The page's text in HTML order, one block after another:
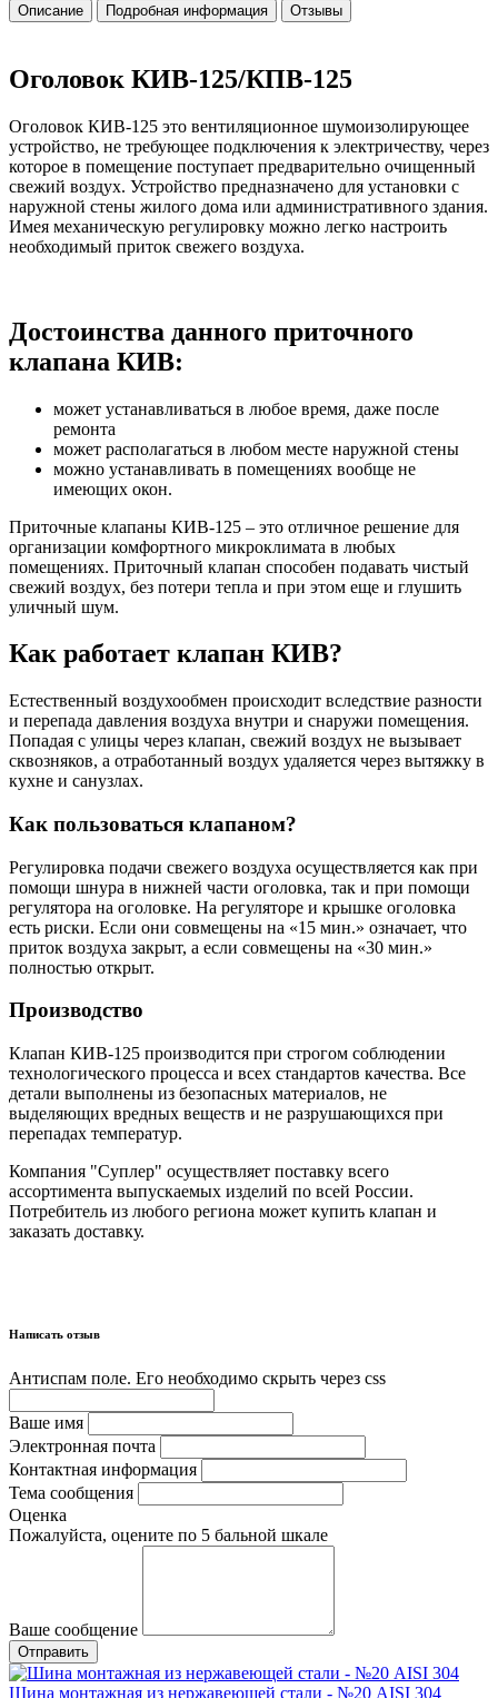
Описание Подробная информация Отзывы
Оголовок КИВ-125/КПВ-125
Оголовок КИВ-125 это вентиляционное шумоизолирующее
устройство, не требующее подключения к электричеству, через
которое в помещение поступает предварительно очищенный
свежий воздух. Устройство предназначено для установки с
наружной стены жилого дома или административного здания.
Имея механическую регулировку можно легко настроить
необходимый приток свежего воздуха.
Достоинства данного приточного
клапана КИВ:
может устанавливаться в любое время, даже после
ремонта
может располагаться в любом месте наружной стены
можно устанавливать в помещениях вообще не
имеющих окон.
Приточные клапаны КИВ-125 – это отличное решение для
организации комфортного микроклимата в любых
помещениях. Приточный клапан способен подавать чистый
свежий воздух, без потери тепла и при этом еще и глушить
уличный шум.
Как работает клапан КИВ?
Естественный воздухообмен происходит вследствие разности
и перепада давления воздуха внутри и снаружи помещения.
Попадая с улицы через клапан, свежий воздух не вызывает
сквозняков, а отработанный воздух удаляется через вытяжку в
кухне и санузлах.
Как пользоваться клапаном?
Регулировка подачи свежего воздуха осуществляется как при
помощи шнура в нижней части оголовка, так и при помощи
регулятора на оголовке. На регуляторе и крышке оголовка
есть риски. Если они совмещены на «15 мин.» означает, что
приток воздуха закрыт, а если совмещены на «30 мин.»
полностью открыт.
Производство
Клапан КИВ-125 производится при строгом соблюдении
технологического процесса и всех стандартов качества. Все
детали выполнены из безопасных материалов, не
выделяющих вредных веществ и не разрушающихся при
перепадах температур.
Компания "Суплер" осуществляет поставку всего
ассортимента выпускаемых изделий по всей России.
Потребитель из любого региона может купить клапан и
заказать доставку.
Написать отзыв
Антиспам поле. Его необходимо скрыть через css
Ваше имя
Электронная почта
Контактная информация
Тема сообщения
Оценка
Пожалуйста, оцените по 5 бальной шкале
Ваше сообщение
Шина монтажная из нержавеющей стали - №20 AISI 304